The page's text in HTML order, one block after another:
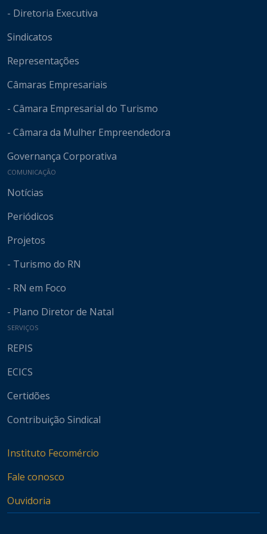
- Diretoria Executiva
Sindicatos
Representações
Câmaras Empresariais
- Câmara Empresarial do Turismo
- Câmara da Mulher Empreendedora
Governança Corporativa
COMUNICAÇÃO
Notícias
Periódicos
Projetos
- Turismo do RN
- RN em Foco
- Plano Diretor de Natal
SERVIÇOS
REPIS
ECICS
Certidões
Contribuição Sindical
Instituto Fecomércio
Fale conosco
Ouvidoria